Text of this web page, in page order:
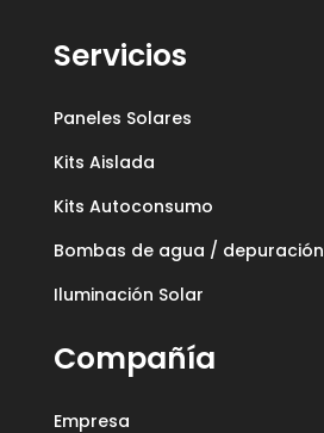
Servicios
Paneles Solares
Kits Aislada
Kits Autoconsumo
Bombas de agua / depuración
Iluminación Solar
Compañía
Empresa